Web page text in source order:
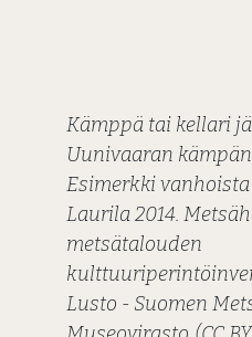
Kämppä tai kellari
Uunivaaran
Esimerkki
Laurila 2014.
metsätalouden
Lusto - Suomen